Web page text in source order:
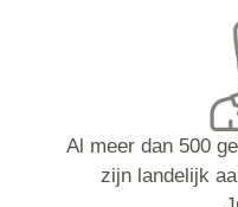
Al meer dan 500
zijn landelijk